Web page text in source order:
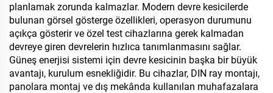
planlamak zorunda kalmazlar. Modern devre kesicilerde
bulunan görsel gösterge özellikleri, operasyon durumunu
açıkça gösterir ve özel test cihazlarına gerek kalmadan
devreye giren devrelerin hızlıca tanımlanmasını sağlar.
Güneş enerjisi sistemi için devre kesicinin başka bir büyük
avantajı, kurulum esnekliğidir. Bu cihazlar, DIN ray montajı,
panolara montaj ve dış mekânda kullanılan muhafazalara